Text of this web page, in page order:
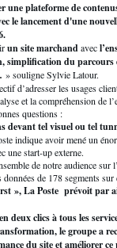
une plateforme de
le lancement d'une
un site marchandavec
simplification du parcours
» souligne Sylvie Latour.
d’adresser les usages
et la compréhension de
questions :
devant tel visuel ou tel
indique avoir mené un
une start-up externe.
de notre audience sur
de 178 segments sur
», La Poste prévoit par
deux clics à tous les
le groupe a
du site et améliorer